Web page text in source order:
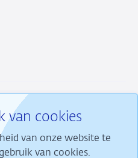
van cookies
van onze website te
van cookies.
Linkedin
X